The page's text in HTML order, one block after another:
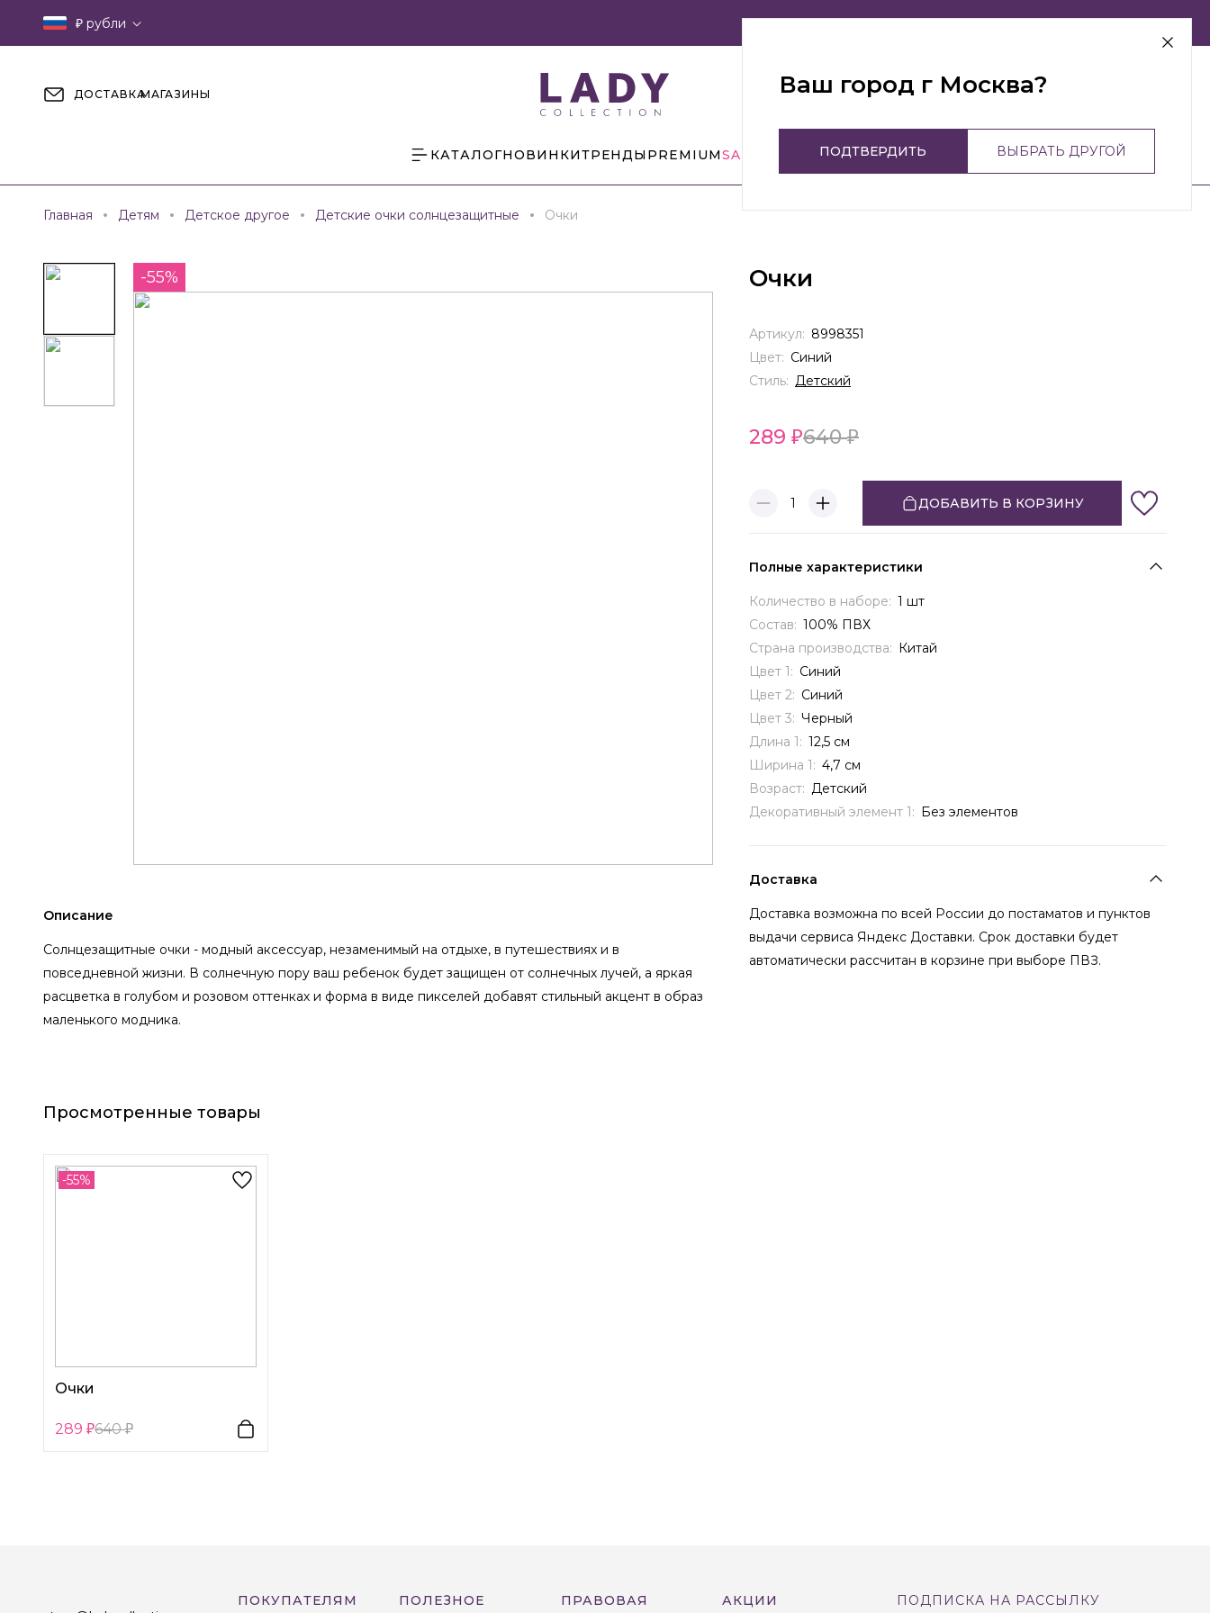
₽ рубли г Москва
ДОСТАВКАМАГАЗИНЫ
КАТАЛОГНОВИНКИТРЕНДЫ PREMIUMSALE
Главная Детям Детское другое Детские очки солнцезащитные Очки
-55%
Описание
Солнцезащитные очки - модный аксессуар, незаменимый на отдыхе, в путешествиях и в
повседневной жизни. В солнечную пору ваш ребенок будет защищен от солнечных лучей, а яркая
расцветка в голубом и розовом оттенках и форма в виде пикселей добавят стильный акцент в образ
маленького модника.
Очки
289 640
1 ДОБАВИТЬ В КОРЗИНУ
Артикул: 8998351
Цвет: Синий
Стиль: Детский
Полные характеристики
Количество в наборе: 1 шт
Состав: 100% ПВХ
Страна производства: Китай
Цвет 1: Синий
Цвет 2: Синий
Цвет 3: Черный
Длина 1: 12,5 см
Ширина 1: 4,7 см
Возраст: Детский
Декоративный элемент 1: Без элементов
Доставка
Доставка возможна по всей России до постаматов и пунктов
выдачи сервиса Яндекс Доставки. Срок доставки будет
автоматически рассчитан в корзине при выборе ПВЗ.
Просмотренные товары
-55%
Очки
289 640
ПОДПИСКА НА РАССЫЛКУ
ПОКУПАТЕЛЯМ ПОЛЕЗНОЕ ПРАВОВАЯ АКЦИИ
Ваш город г Москва?
ПОДТВЕРДИТЬ ВЫБРАТЬ ДРУГОЙ